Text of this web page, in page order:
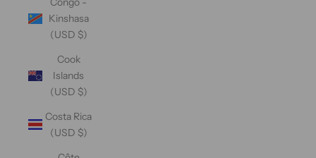
Kinshasa
(USD $)
Cook
Islands
(USD $)
Costa Rica
(USD $)